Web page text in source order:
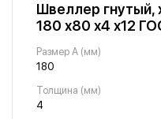
Швеллер гнутый,
180 х80 х4 х12
Размер A (мм)
180
Толщина (мм)
4